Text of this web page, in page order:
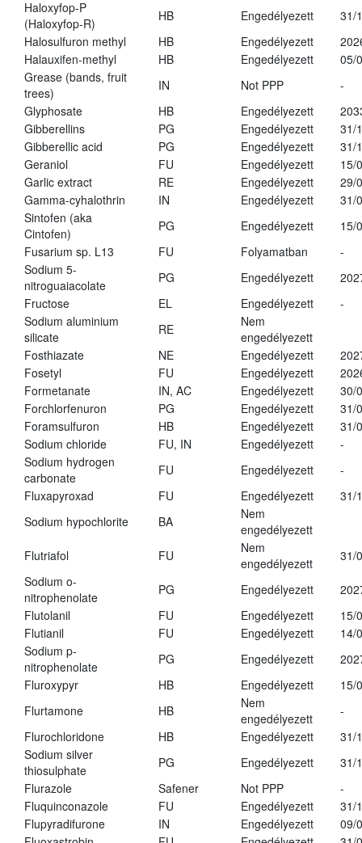
Haloxyfop-P
(Haloxyfop-R)
HB Engedélyezett
31/
Halosulfuron methyl
HB Engedélyezett
Halauxifen-methyl
HB Engedélyezett
05/
Grease (bands, fruit
trees)
IN Not PPP
-
Glyphosate
HB Engedélyezett
Gibberellins
PG Engedélyezett
31/
Gibberellic acid
PG Engedélyezett
31/
Geraniol
FU Engedélyezett
15/
Garlic extract
RE Engedélyezett
29/
Gamma-cyhalothrin
IN Engedélyezett
31/
Sintofen (aka
Cintofen)
PG Engedélyezett
15/
Fusarium sp. L13
FU Folyamatban
-
Sodium 5-
nitroguaiacolate
PG Engedélyezett
Fructose
EL Engedélyezett
-
Sodium aluminium
silicate
RE
Nem
engedélyezett
Fosthiazate
NE Engedélyezett
Fosetyl
FU Engedélyezett
Formetanate
IN, AC Engedélyezett
30/
Forchlorfenuron
PG Engedélyezett
31/
Foramsulfuron
HB Engedélyezett
31/
Sodium chloride
FU, IN Engedélyezett
-
Sodium hydrogen
carbonate
FU Engedélyezett
-
Fluxapyroxad
FU Engedélyezett
31/
Sodium hypochlorite
BA
Nem
engedélyezett
Flutriafol
FU
Nem
engedélyezett
31/
Sodium o-
nitrophenolate
PG Engedélyezett
Flutolanil
FU Engedélyezett
15/
Flutianil
FU Engedélyezett
14/
Sodium p-
nitrophenolate
PG Engedélyezett
Fluroxypyr
HB Engedélyezett
15/
Flurtamone
HB
Nem
engedélyezett
-
Flurochloridone
HB Engedélyezett
31/
Sodium silver
thiosulphate
PG Engedélyezett
31/
Flurazole
Safener Not PPP
-
Fluquinconazole
FU Engedélyezett
31/
Flupyradifurone
IN Engedélyezett
09/